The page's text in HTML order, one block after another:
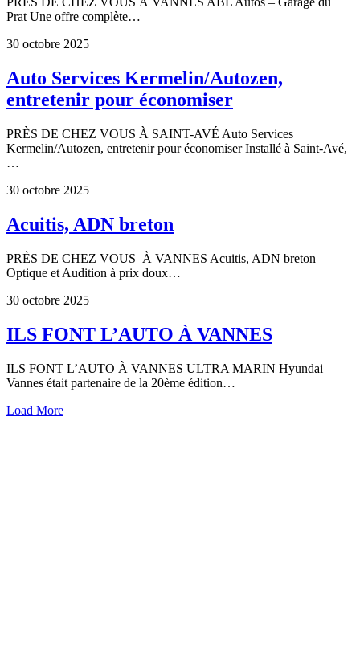
Prat Une offre complète…
30 octobre 2025
Auto Services Kermelin/Autozen,
entretenir pour économiser
PRÈS DE CHEZ VOUS À SAINT-AVÉ Auto Services
Kermelin/Autozen, entretenir pour économiser Installé à Saint-Avé,
…
30 octobre 2025
Acuitis, ADN breton
PRÈS DE CHEZ VOUS À VANNES Acuitis, ADN breton
Optique et Audition à prix doux…
30 octobre 2025
ILS FONT L’AUTO À VANNES
ILS FONT L’AUTO À VANNES ULTRA MARIN Hyundai
Vannes était partenaire de la 20ème édition…
Load More